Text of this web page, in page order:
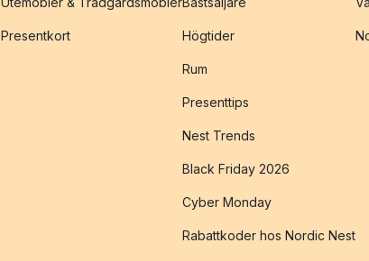
Presentkort Högtider
Rum
Presenttips
Nest Trends
Black Friday 2026
Cyber Monday
Rabattkoder hos Nordic Nest